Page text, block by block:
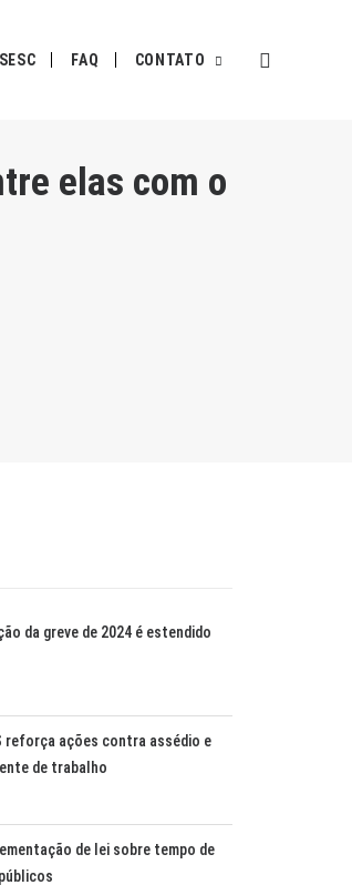
SESC FAQ CONTATO
elas com o
da greve de 2024 é estendido
reforça ações contra assédio e
de trabalho
de lei sobre tempo de